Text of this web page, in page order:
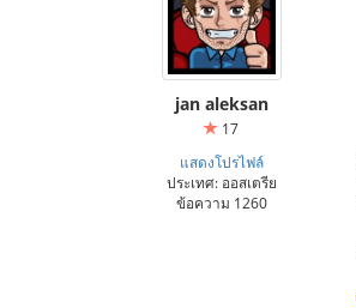
jan aleksan
17
แสดงโปรไฟล์
ประเทศ: ออสเตรีย
ข้อความ 1260